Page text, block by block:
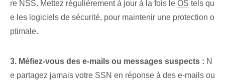
re NSS. Mettez régulièrement à jour à la fois le OS tels qu
e les logiciels de sécurité, pour maintenir une protection o
ptimale.
3. Méfiez-vous des e-mails ou messages suspects : N
e partagez jamais votre SSN en réponse à des e-mails ou